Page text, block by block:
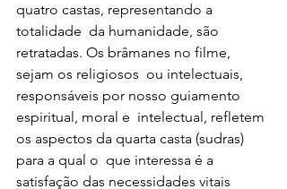
quatro castas, representando a
totalidade  da humanidade, são
retratadas. Os brâmanes no filme,
sejam os religiosos  ou intelectuais,
responsáveis por nosso guiamento
espiritual, moral e  intelectual, refletem
os aspectos da quarta casta (sudras)
para a qual o  que interessa é a
satisfação das necessidades vitais